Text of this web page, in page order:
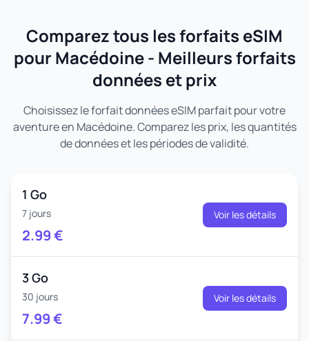
Comparez tous les forfaits eSIM
pour Macédoine - Meilleurs forfaits
données et prix
Choisissez le forfait données eSIM parfait pour votre
aventure en Macédoine. Comparez les prix, les quantités
de données et les périodes de validité.
1 Go
7 jours
2.99€
Voir les détails
3 Go
30 jours
7.99€
Voir les détails